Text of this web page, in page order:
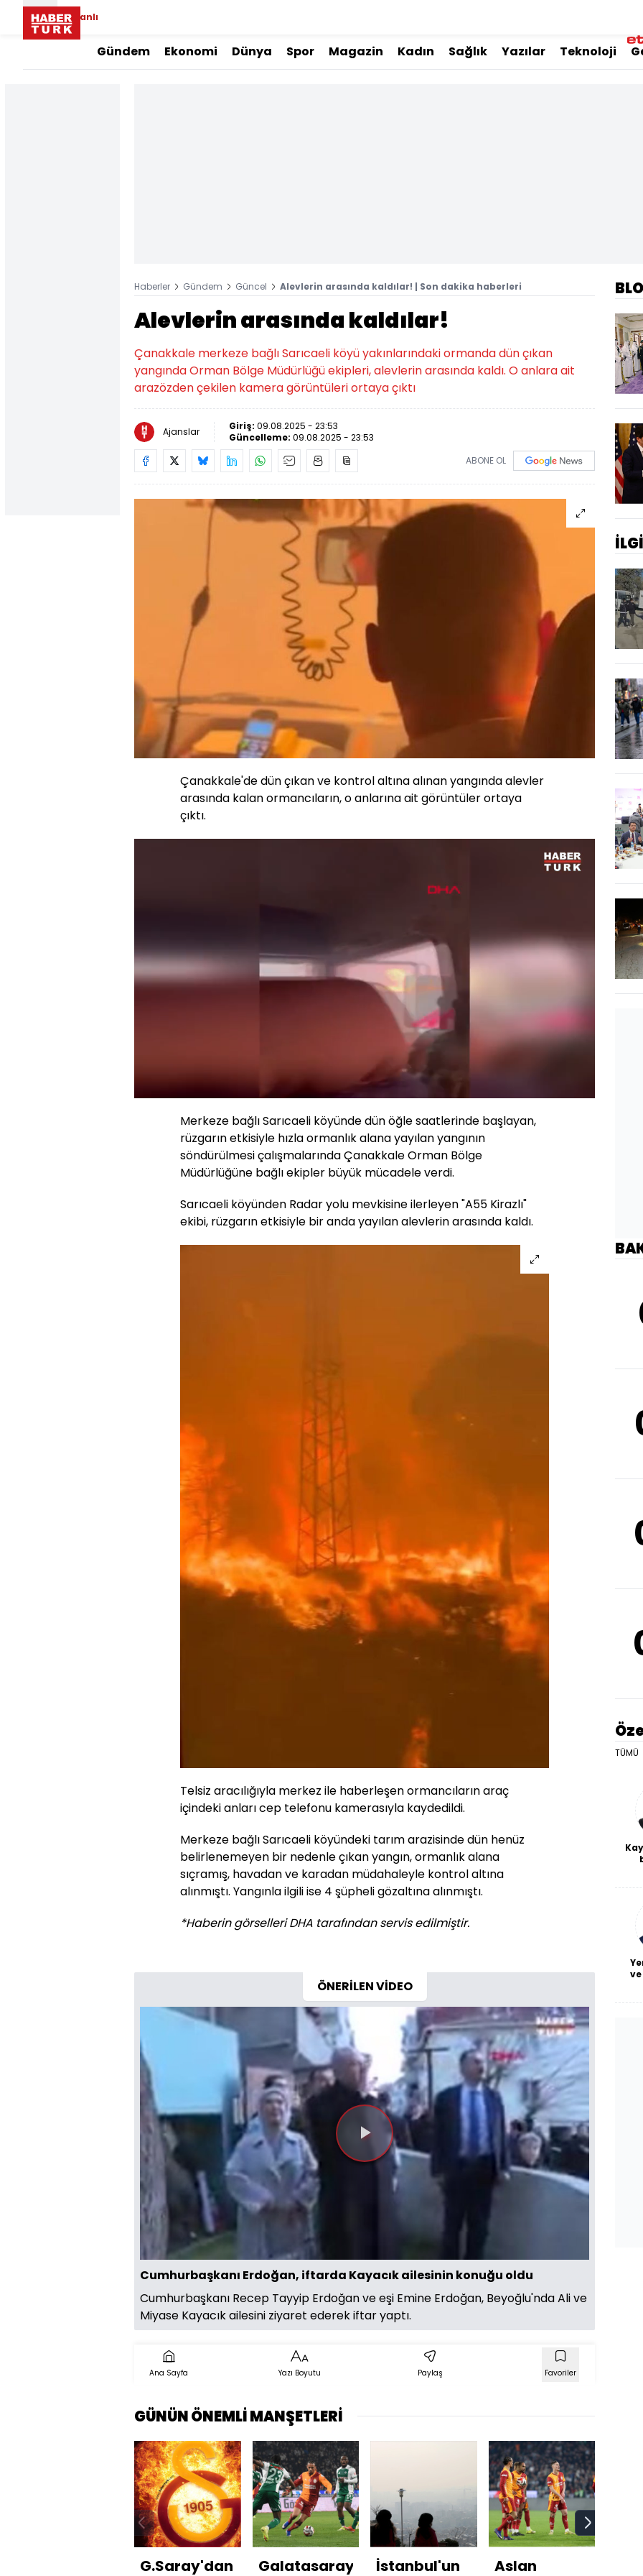
Canlı
Gündem Ekonomi Dünya Spor Magazin Kadın Sağlık Yazılar Teknoloji
Haberler Gündem Güncel Alevlerin arasında kaldılar! | Son dakika haberleri
Alevlerin arasında kaldılar!
Çanakkale merkeze bağlı Sarıcaeli köyü yakınlarındaki ormanda dün çıkan
yangında Orman Bölge Müdürlüğü ekipleri, alevlerin arasında kaldı. O anlara ait
arazözden çekilen kamera görüntüleri ortaya çıktı
Ajanslar Giriş: 09.08.2025 - 23:53
Güncelleme: 09.08.2025 - 23:53
ABONE OL
Çanakkale'de dün çıkan ve kontrol altına alınan yangında alevler
arasında kalan ormancıların, o anlarına ait görüntüler ortaya
çıktı.
Aç
92.48%
Hızı
Merkeze bağlı Sarıcaeli köyünde dün öğle saatlerinde başlayan,
rüzgarın etkisiyle hızla ormanlık alana yayılan yangının
söndürülmesi çalışmalarında Çanakkale Orman Bölge
Müdürlüğüne bağlı ekipler büyük mücadele verdi.
Sarıcaeli köyünden Radar yolu mevkisine ilerleyen "A55 Kirazlı"
ekibi, rüzgarın etkisiyle bir anda yayılan alevlerin arasında kaldı.
Telsiz aracılığıyla merkez ile haberleşen ormancıların araç
içindeki anları cep telefonu kamerasıyla kaydedildi.
Merkeze bağlı Sarıcaeli köyündeki tarım arazisinde dün henüz
belirlenemeyen bir nedenle çıkan yangın, ormanlık alana
sıçramış, havadan ve karadan müdahaleyle kontrol altına
alınmıştı. Yangınla ilgili ise 4 şüpheli gözaltına alınmıştı.
*Haberin görselleri DHA tarafından servis edilmiştir.
ÖNERİLEN VİDEO
Videoyu
Oynat
Cumhurbaşkanı Erdoğan, iftarda Kayacık ailesinin konuğu oldu
Cumhurbaşkanı Recep Tayyip Erdoğan ve eşi Emine Erdoğan, Beyoğlu'nda Ali ve
Miyase Kayacık ailesini ziyaret ederek iftar yaptı.
Ana Sayfa Yazı Boyutu Paylaş Favoriler
GÜNÜN ÖNEMLİ MANŞETLERİ
G.Saray'dan Galatasaray'a İstanbul'un Aslan
TÜMÜ